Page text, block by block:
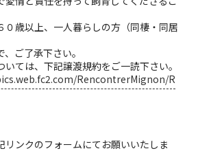
０歳以上、一人暮らしの方（同棲・同居
ご了承下さい。
いては、下記譲渡規約をご一読下さい。
RencontrerMignon/R
リンクのフォームにてお願いいたしま